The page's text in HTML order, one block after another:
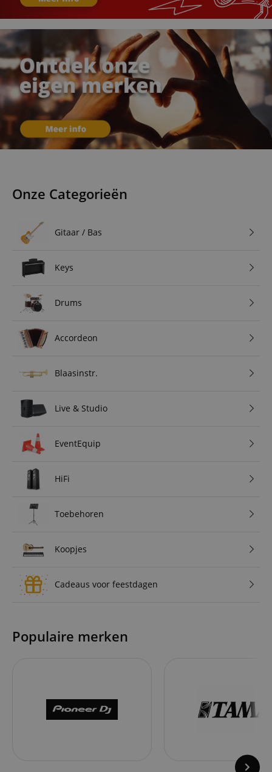
Onze Categorieën
Gitaar / Bas
Keys
Drums
Accordeon
Blaasinstr.
Live & Studio
EventEquip
HiFi
Toebehoren
Koopjes
Cadeaus voor feestdagen
Populaire merken